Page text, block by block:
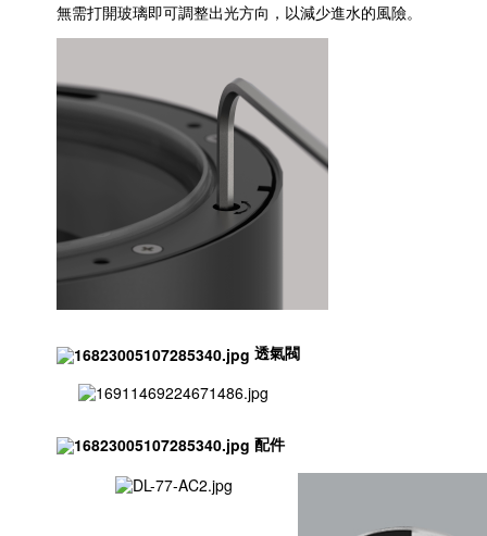
無需打開玻璃即可調整出光方向，以減少進水的風險。
透氣閥
配件